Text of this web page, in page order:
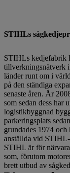
STIHLs
STIHLs kedjefabrik
tillverkningsnätverk
länder runt om i
på den ständiga
senaste åren. År
som sedan dess har
logistikbyggnad
parkeringsplats
grundades 1974
anställda vid
STIHL är för
som, förutom
brett utbud av